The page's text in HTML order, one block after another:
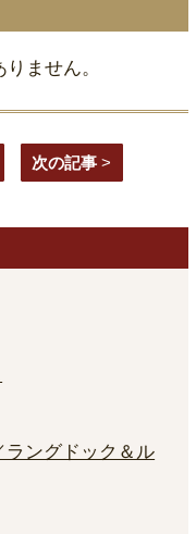
ません。
次の記事 >
ラングドック＆ル